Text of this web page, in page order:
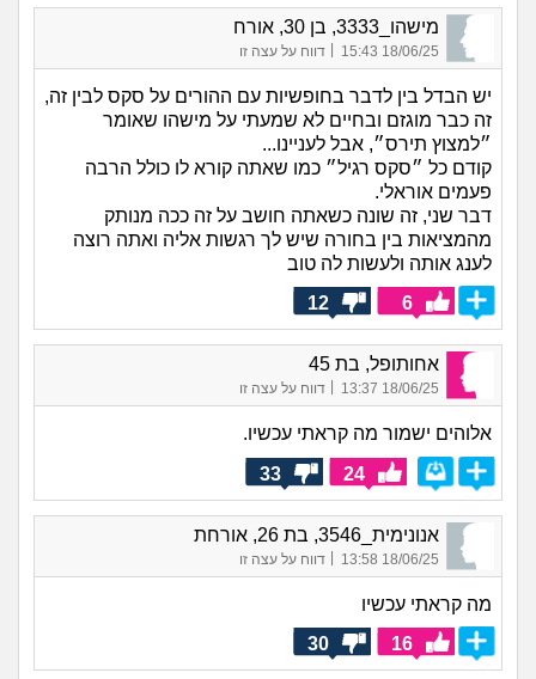
מישהו_3333, בן 30, אורח
18/06/25 15:43 דווח על עצה זו
יש הבדל בין לדבר בחופשיות עם ההורים על סקס לבין זה,
זה כבר מוגזם ובחיים לא שמעתי על מישהו שאומר
״למצוץ תירס״, אבל לעניינו...
קודם כל ״סקס רגיל״ כמו שאתה קורא לו כולל הרבה
פעמים אוראלי.
דבר שני, זה שונה כשאתה חושב על זה ככה מנותק
מהמציאות בין בחורה שיש לך רגשות אליה ואתה רוצה
לענג אותה ולעשות לה טוב
6
12
אחותופל, בת 45
18/06/25 13:37 דווח על עצה זו
אלוהים ישמור מה קראתי עכשיו.
24
33
אנונימית_3546, בת 26, אורחת
18/06/25 13:58
| דווח על עצה זו
מה קראתי עכשיו
16
30